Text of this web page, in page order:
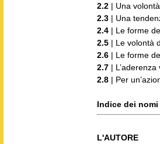
2.2 | Una
2.3 | Una
2.4 | Le forme
2.5 | Le volontà
2.6 | Le forme
2.7 | L’aderenza
2.8 | Per
Indice dei nomi
L'AUTORE